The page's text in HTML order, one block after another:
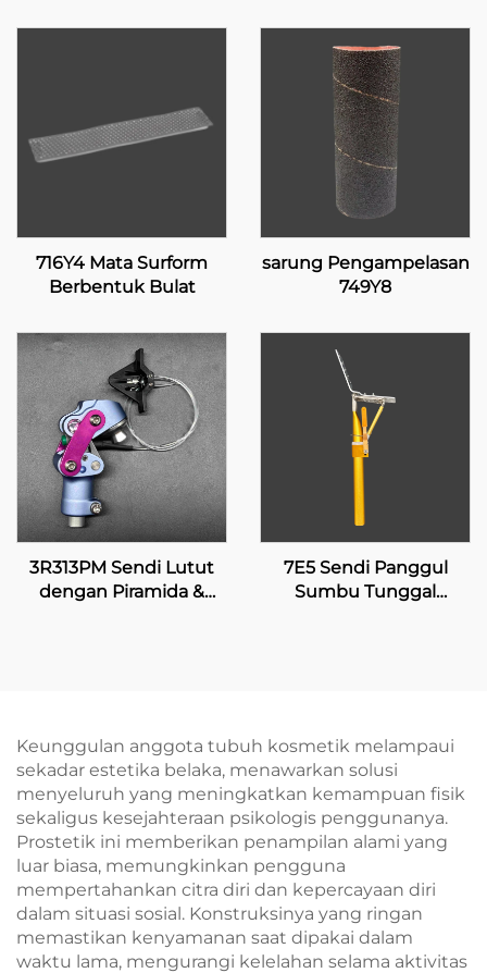
716Y4 Mata Surform
Berbentuk Bulat
sarung Pengampelasan
749Y8
3R313PM Sendi Lutut
dengan Piramida &
7E5 Sendi Panggul
Sumbu Tunggal
Keunggulan anggota tubuh kosmetik melampaui
sekadar estetika belaka, menawarkan solusi
menyeluruh yang meningkatkan kemampuan fisik
sekaligus kesejahteraan psikologis penggunanya.
Prostetik ini memberikan penampilan alami yang
luar biasa, memungkinkan pengguna
mempertahankan citra diri dan kepercayaan diri
dalam situasi sosial. Konstruksinya yang ringan
memastikan kenyamanan saat dipakai dalam
waktu lama, mengurangi kelelahan selama aktivitas